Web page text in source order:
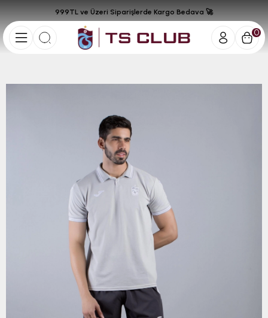
0
999TL ve Üzeri Siparişlerde Kargo Bedava 🚀